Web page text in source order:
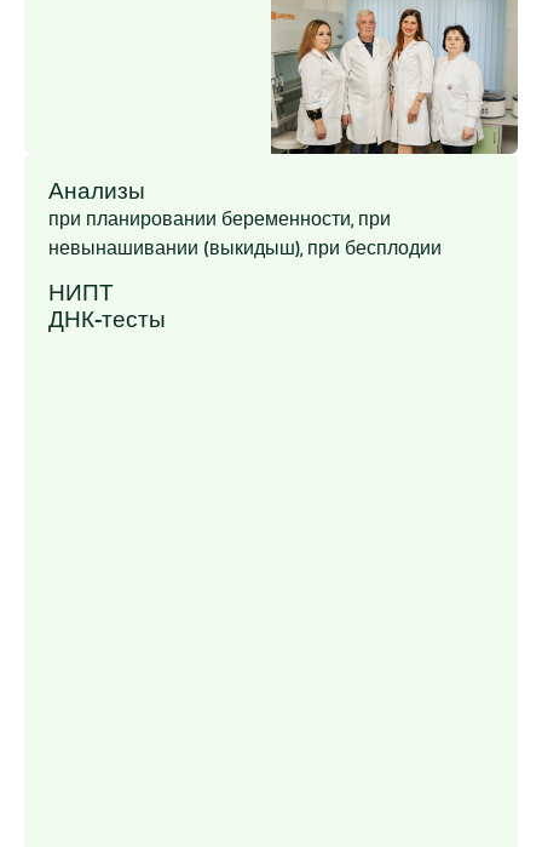
Анализы
при планировании беременности, при
невынашивании (выкидыш), при бесплодии
НИПТ
ДНК-тесты